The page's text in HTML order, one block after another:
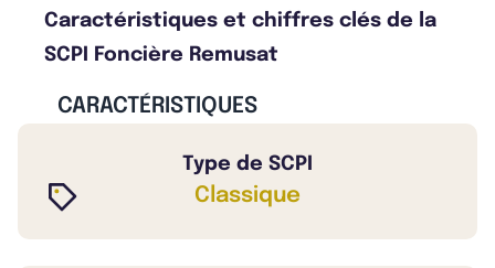
Caractéristiques et chiffres clés de la
SCPI Foncière Remusat
CARACTÉRISTIQUES
Type de SCPI
Classique